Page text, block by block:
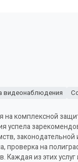
видеонаблюдения
комплексной
успела
законодательной
проверка на
из этих